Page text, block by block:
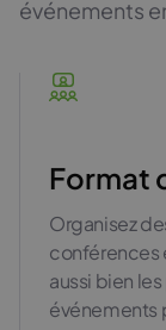
événements
Format
Organisez
conférences
aussi bien
événements